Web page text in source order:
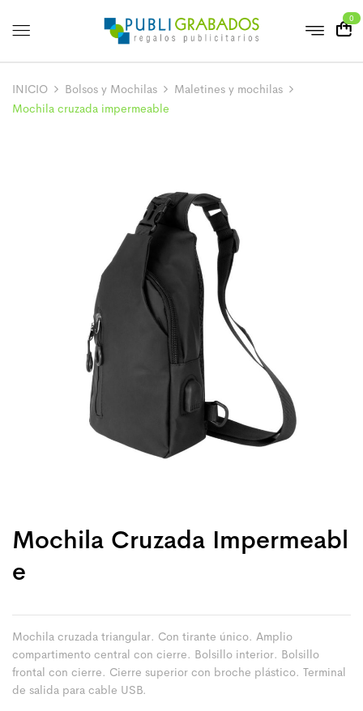
0
INICIO Bolsos y Mochilas
Maletines y mochilas
Mochila cruzada impermeable
Mochila Cruzada Impermeabl
E
Mochila cruzada triangular. Con tirante único. Amplio
compartimento central con cierre. Bolsillo interior. Bolsillo
frontal con cierre. Cierre superior con broche plástico. Terminal
de salida para cable USB.